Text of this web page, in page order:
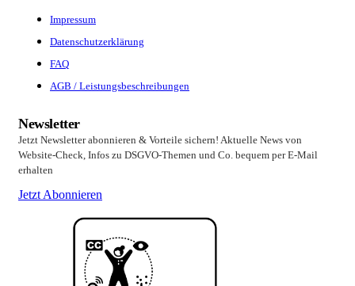
Impressum
Datenschutzerklärung
FAQ
AGB / Leistungsbeschreibungen
Newsletter
Jetzt Newsletter abonnieren & Vorteile sichern! Aktuelle News von
Website-Check, Infos zu DSGVO-Themen und Co. bequem per E-Mail
erhalten
Jetzt Abonnieren